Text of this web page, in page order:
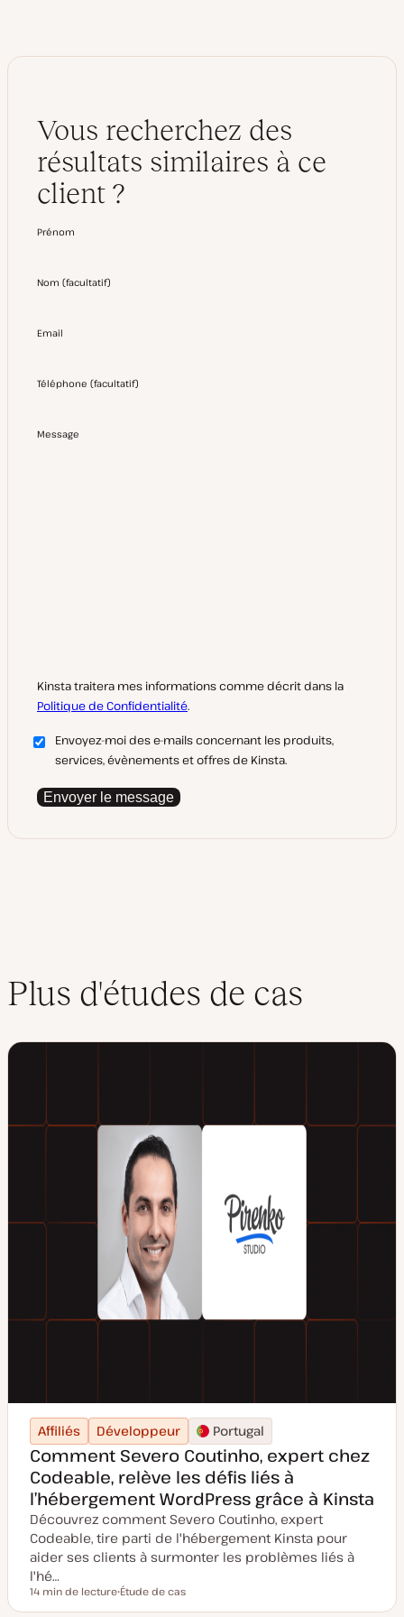
Vous recherchez des
résultats similaires à ce
client ?
Prénom
Nom (facultatif)
Email
Téléphone (facultatif)
Message
Kinsta traitera mes informations comme décrit dans la
Politique de Confidentialité.
Envoyez-moi des e-mails concernant les produits,
services, évènements et offres de Kinsta.
Envoyer le message
Plus d'études de cas
Affiliés Développeur Portugal
Comment Severo Coutinho, expert chez
Codeable, relève les défis liés à
l’hébergement WordPress grâce à Kinsta
Découvrez comment Severo Coutinho, expert
Codeable, tire parti de l'hébergement Kinsta pour
aider ses clients à surmonter les problèmes liés à
l'hé…
Temps de lecture
14 min de lecture Étude de cas